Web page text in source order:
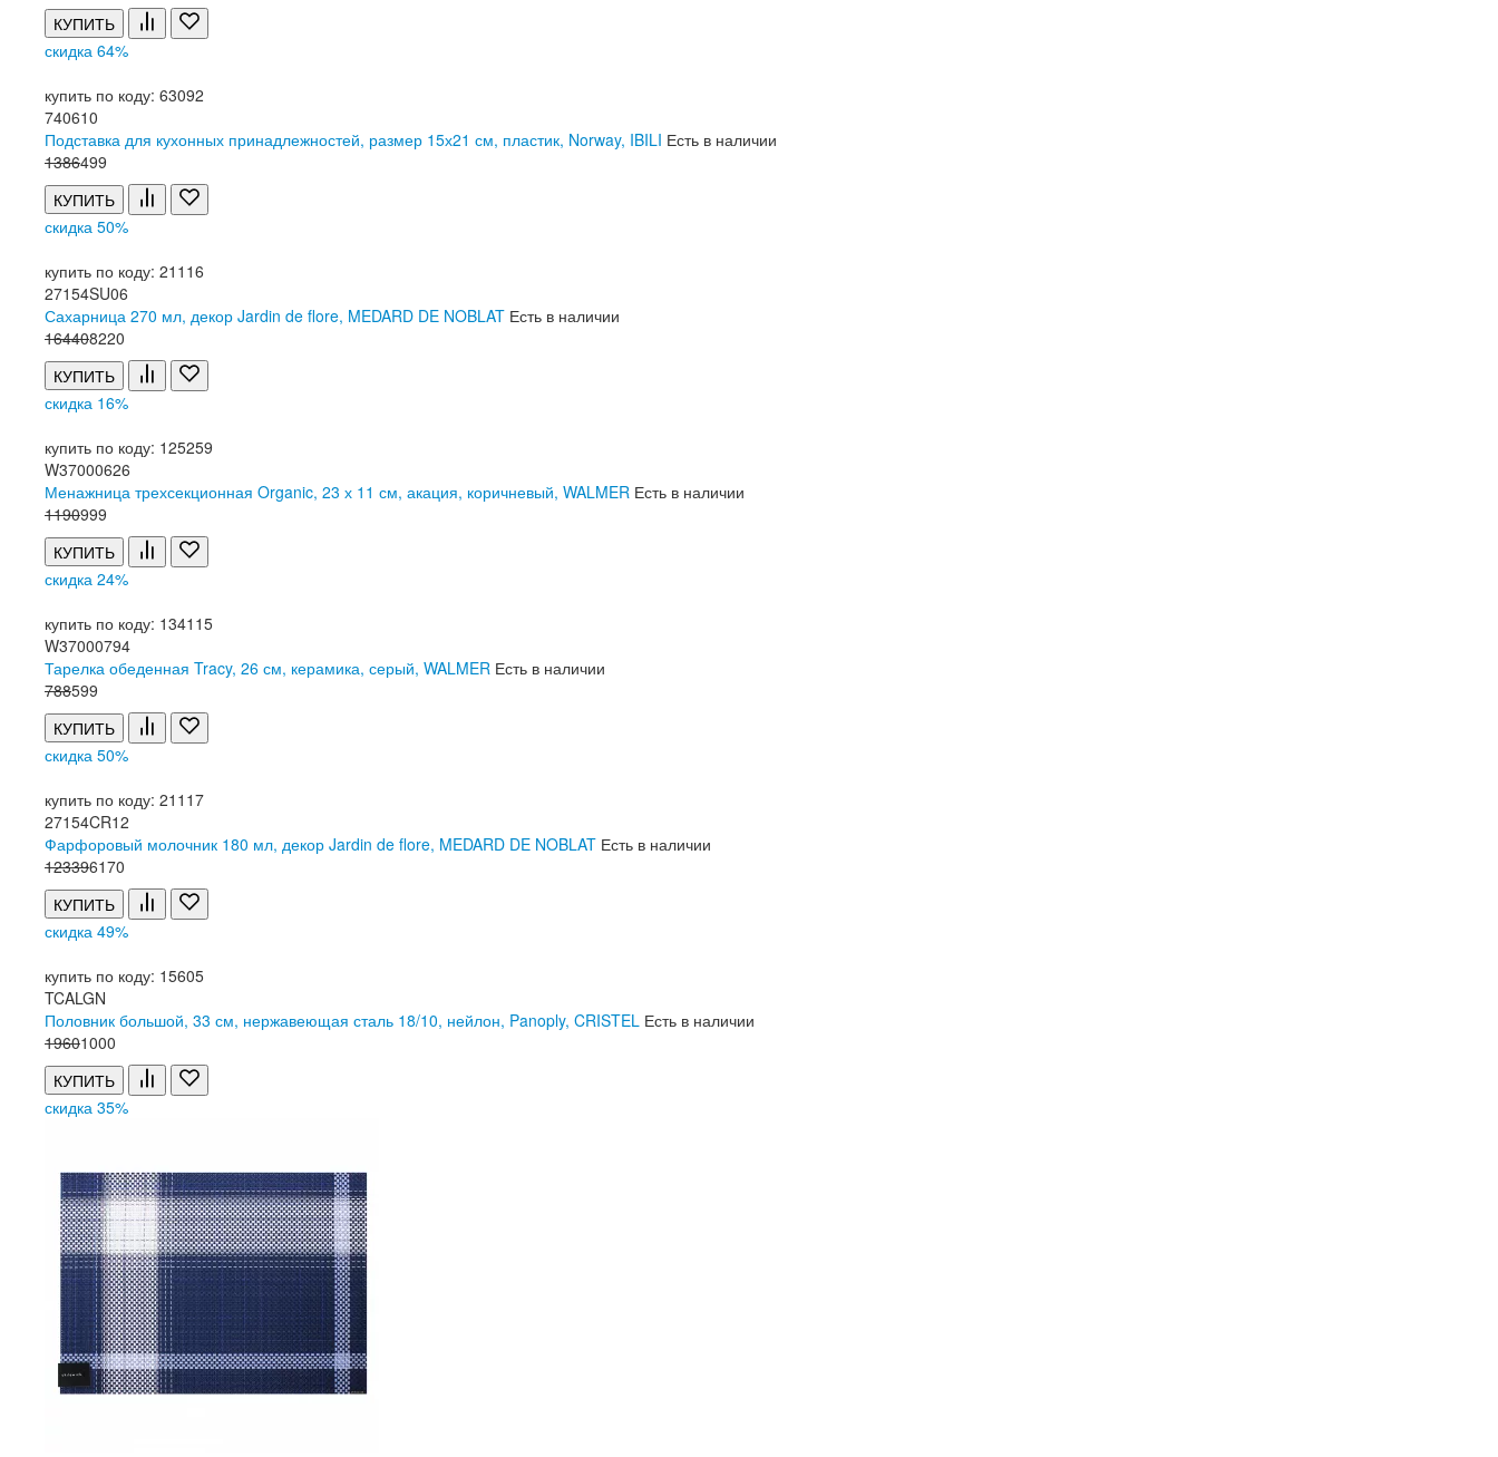
КУПИТЬ
скидка 64%
купить по коду: 63092
740610
Подставка для кухонных принадлежностей, размер 15х21 см, пластик, Norway, IBILI Есть в наличии
1386499
КУПИТЬ
скидка 50%
купить по коду: 21116
27154SU06
Сахарница 270 мл, декор Jardin de flore, MEDARD DE NOBLAT Есть в наличии
164408220
КУПИТЬ
скидка 16%
купить по коду: 125259
W37000626
Менажница трехсекционная Organic, 23 х 11 см, акация, коричневый, WALMER Есть в наличии
1190999
КУПИТЬ
скидка 24%
купить по коду: 134115
W37000794
Тарелка обеденная Tracy, 26 см, керамика, серый, WALMER Есть в наличии
788599
КУПИТЬ
скидка 50%
купить по коду: 21117
27154CR12
Фарфоровый молочник 180 мл, декор Jardin de flore, MEDARD DE NOBLAT Есть в наличии
123396170
КУПИТЬ
скидка 49%
купить по коду: 15605
TCALGN
Половник большой, 33 см, нержавеющая сталь 18/10, нейлон, Panoply, CRISTEL Есть в наличии
19601000
КУПИТЬ
скидка 35%